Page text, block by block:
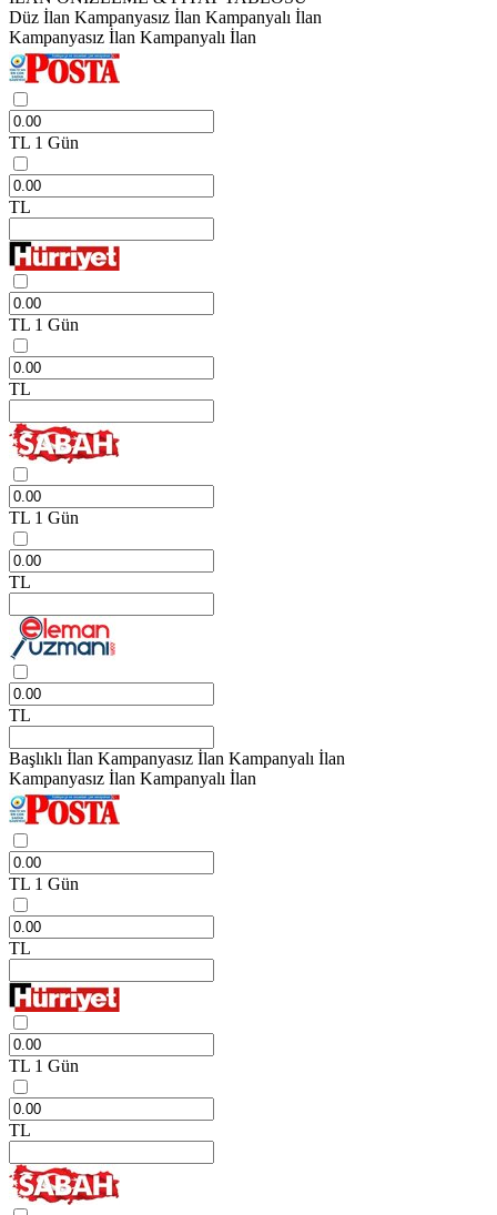
Düz İlan Kampanyasız İlan Kampanyalı İlan
Kampanyasız İlan Kampanyalı İlan
TL 1 Gün
TL
TL 1 Gün
TL
TL 1 Gün
TL
TL
Başlıklı İlan Kampanyasız İlan Kampanyalı İlan
Kampanyasız İlan Kampanyalı İlan
TL 1 Gün
TL
TL 1 Gün
TL